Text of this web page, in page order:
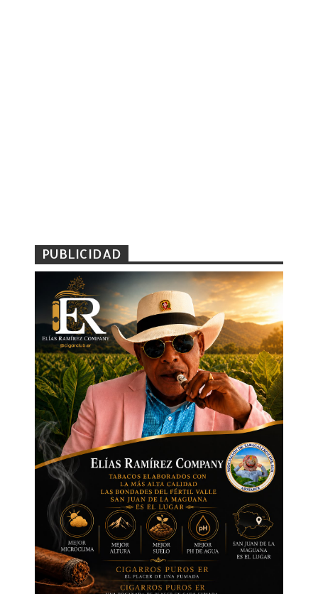
PUBLICIDAD